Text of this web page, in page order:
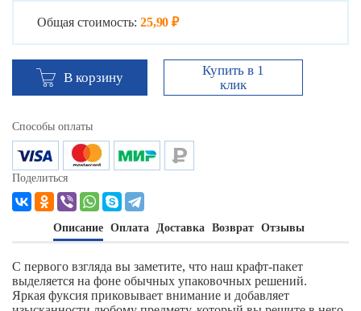
Общая стоимость: 25,90 ₽
В корзину
Купить в 1
клик
Способы оплаты
Поделиться
Описание Оплата Доставка Возврат Отзывы
С первого взгляда вы заметите, что наш крафт-пакет
выделяется на фоне обычных упаковочных решений.
Яркая фуксия приковывает внимание и добавляет